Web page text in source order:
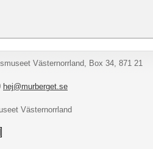
Västernorrland, Box 34, 871 21
hej@murberget.se
Västernorrland